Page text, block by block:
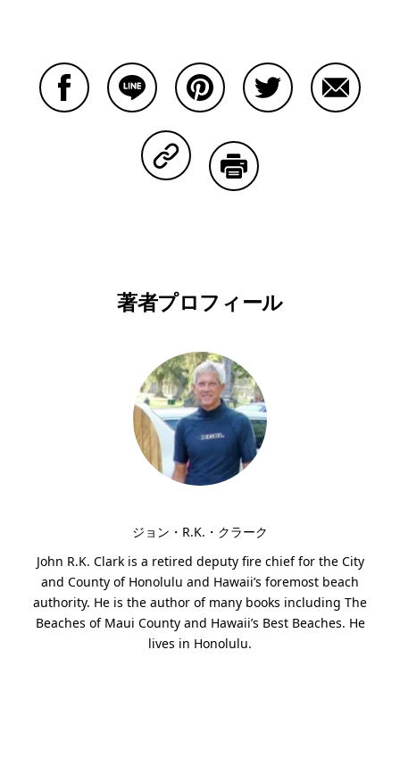
Copy Linkで共有する
著者プロフィール
ジョン・R.K.・クラーク
John R.K. Clark is a retired deputy fire chief for the City
and County of Honolulu and Hawaii’s foremost beach
authority. He is the author of many books including The
Beaches of Maui County and Hawaii’s Best Beaches. He
lives in Honolulu.